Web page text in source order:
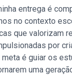
entrega é
no contexto
que valorizam
por
é guiar os
uma